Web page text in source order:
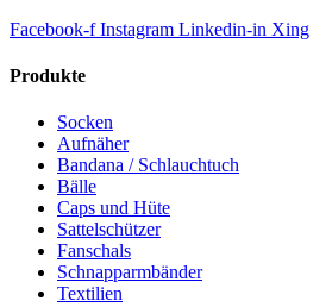
Facebook-f Instagram Linkedin-in Xing
Produkte
Socken
Aufnäher
Bandana / Schlauchtuch
Bälle
Caps und Hüte
Sattelschützer
Fanschals
Schnapparmbänder
Textilien